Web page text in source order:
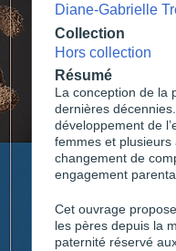
Diane-Gabrielle
Collection
Hors collection
Résumé
La conception de la
dernières
développement de
femmes et
changement de
engagement
Cet ouvrage
les pères depuis la
paternité réservé